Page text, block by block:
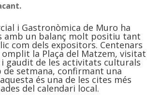
i Gastronòmica de Muro ha
amb un balanç molt positiu tant
com dels expositors. Centenars
la Plaça del Matzem, visitat
gaudit de les activitats culturals
setmana, confirmant una
és una de les cites més
del calendari local.